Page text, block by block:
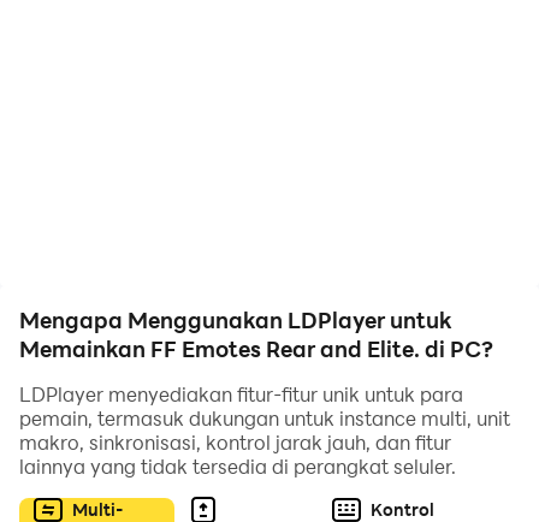
🕺 Jenis Emote:
Mengapa Menggunakan LDPlayer untuk
Memainkan FF Emotes Rear and Elite. di PC?
LDPlayer menyediakan fitur-fitur unik untuk para
pemain, termasuk dukungan untuk instance multi, unit
makro, sinkronisasi, kontrol jarak jauh, dan fitur
lainnya yang tidak tersedia di perangkat seluler.
Multi-
Kontrol